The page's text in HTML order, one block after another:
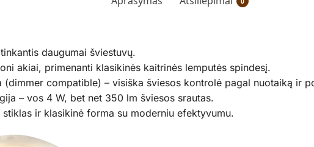
daugumai šviestuvų.
akiai, primenanti klasikinės kaitrinės lemputės spindesį.
(dimmer compatible) – visiška šviesos kontrolė pagal nuotaiką ir
– vos 4 W, bet net 350 lm šviesos srautas.
ir klasikinė forma su moderniu efektyvumu.